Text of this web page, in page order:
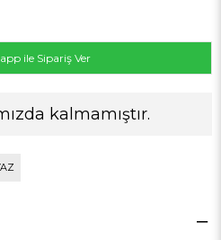
ile Sipariş Ver
kalmamıştır.